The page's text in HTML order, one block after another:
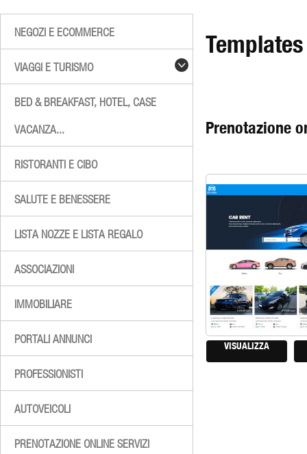
NEGOZI E ECOMMERCE
VIAGGI E TURISMO
BED & BREAKFAST, HOTEL, CASE
VACANZA...
RISTORANTI E CIBO
SALUTE E BENESSERE
LISTA NOZZE E LISTA REGALO
ASSOCIAZIONI
IMMOBILIARE
PORTALI ANNUNCI
PROFESSIONISTI
AUTOVEICOLI
PRENOTAZIONE ONLINE SERVIZI
Templates
Prenotazione
VISUALIZZA